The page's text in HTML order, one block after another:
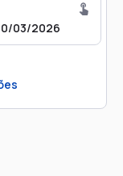
03/2026